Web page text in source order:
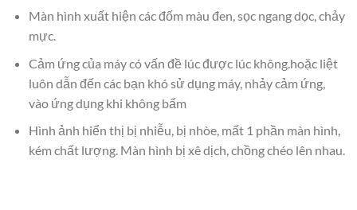
Màn hình xuất hiện các đốm màu đen, sọc ngang dọc, chảy
mực.
Cảm ứng của máy có vấn đề lúc được lúc không.hoặc liệt
luôn dẫn đến các bạn khó sử dụng máy, nhảy cảm ứng,
vào ứng dụng khi không bấm
Hình ảnh hiển thị bị nhiễu, bị nhòe, mất 1 phần màn hình,
kém chất lượng. Màn hình bị xê dịch, chồng chéo lên nhau.